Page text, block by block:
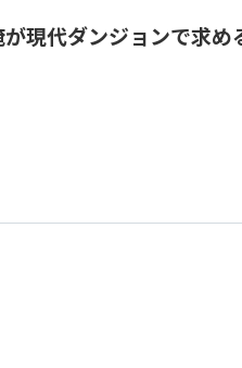
現代ダンジョンで求め